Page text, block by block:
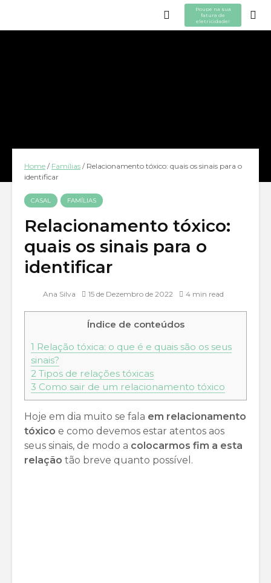
Poupe na sua
fatura de
eletricidade!
Home / Famílias / Relacionamento tóxico: quais os sinais para o
identificar
CASAL FAMÍLIAS
Relacionamento tóxico:
quais os sinais para o
identificar
Ana Silva 15 de Dezembro de 2022 4 min read
Índice de conteúdos
1 Relação tóxica: o que é e quais são os seus
sinais?
2 Tipos de relações tóxicas
3 Como sair de um relacionamento tóxico
Hoje em dia muito se fala em relacionamento
tóxico e como devemos estar atentos aos
seus sinais, de modo a colocarmos fim a esta
relação tão breve quanto possível.